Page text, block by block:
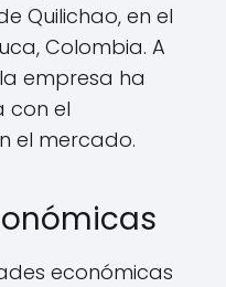
Quilichao, en el
Colombia. A
empresa ha
con el
el mercado.
económicas